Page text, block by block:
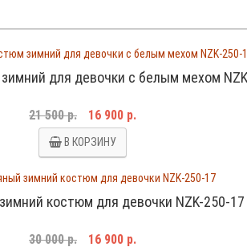
для девочки с белым мехом
21 500 р. 16 900 р.
В КОРЗИНУ
костюм для девочки NZK-250-17
30 000 р. 16 900 р.